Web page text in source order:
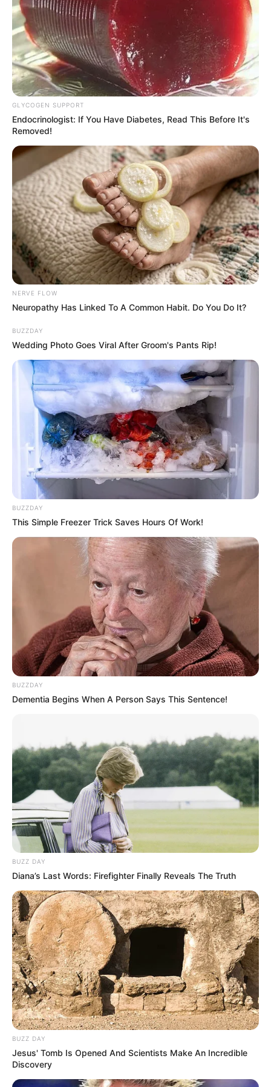
Suchen:
Auf einigen Seiten dieses Projektes sind Affiliate-
Angebote integriert. Wenn etwas darüber gebucht oder
gekauft wird, ist das eine Unterstützung, ohne dass sich
dadurch der Preis ändert.
GLYCOGEN SUPPORT
Endocrinologist: If You Have Diabetes, Read This Before It's
Removed!
NERVE FLOW
Neuropathy Has Linked To A Common Habit. Do You Do It?
BUZZDAY
Wedding Photo Goes Viral After Groom's Pants Rip!
BUZZDAY
This Simple Freezer Trick Saves Hours Of Work!
BUZZDAY
Dementia Begins When A Person Says This Sentence!
BUZZ DAY
Diana’s Last Words: Firefighter Finally Reveals The Truth
BUZZ DAY
Jesus' Tomb Is Opened And Scientists Make An Incredible
Discovery